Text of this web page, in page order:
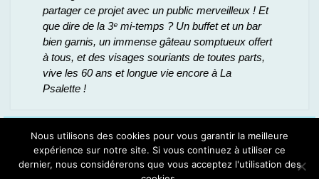
partager ce projet avec un public merveilleux ! Et
que dire de la 3ᵉ mi-temps ? Un buffet et un bar
bien garnis, un immense gâteau somptueux offert
à tous, et des visages souriants de toutes parts,
vive les 60 ans et longue vie encore à La
Psalette !
Espace Choristes Se connecter
Copyright © 2020. All Rights Reserved.
Nous utilisons des cookies pour vous garantir la meilleure
expérience sur notre site. Si vous continuez à utiliser ce
dernier, nous considérerons que vous acceptez l'utilisation des